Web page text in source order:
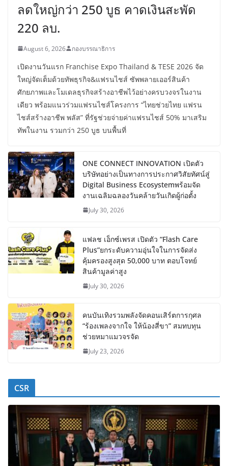
ลดใหญ่กว่า 250 บูธ คาดเงินสะพัด
220 ลบ.
August 6, 2026 กองบรรณาธิการ
เปิดงานวันแรก Franchise Expo Thailand & TESE 2026 จัด
ใหญ่จัดเต็มด้วยทัพธุรกิจ&แฟรนไชส์ ซัพพลายเออร์สินค้า
ศักยภาพและโมเดลธุรกิจสร้างอาชีพไว้อย่างครบวงจรในงาน
เดียว พร้อมแนวร่วมแฟรนไชส์โครงการ “ไทยช่วยไทย แฟรน
ไชส์สร้างอาชีพ พลัส” ที่รัฐช่วยจ่ายค่าแฟรนไชส์ 50% มาเสริม
ทัพในงาน รวมกว่า 250 บูธ บนพื้นที่
ONE CONNECT INNOVATION เปิดตัว
บริษัทอย่างเป็นทางการประกาศวิสัยทัศน์สู่
Digital Business Ecosystemพร้อมจัด
งานเฉลิมฉลองวันคล้ายวันเกิดผู้ก่อตั้ง
July 30, 2026
แฟลช เอ็กซ์เพรส เปิดตัว “Flash Care
Plus”ยกระดับความอุ่นใจในการจัดส่ง
คุ้มครองสูงสุด 50,000 บาท ตอบโจทย์
สินค้ามูลค่าสูง
July 30, 2026
คนบันเทิงรวมพลังจัดคอนเสิร์ตการกุศล
“ร้องเพลงจากใจ ให้น้องสี่ขา” สมทบทุน
ช่วยหมาแมวจรจัด
July 23, 2026
CSR